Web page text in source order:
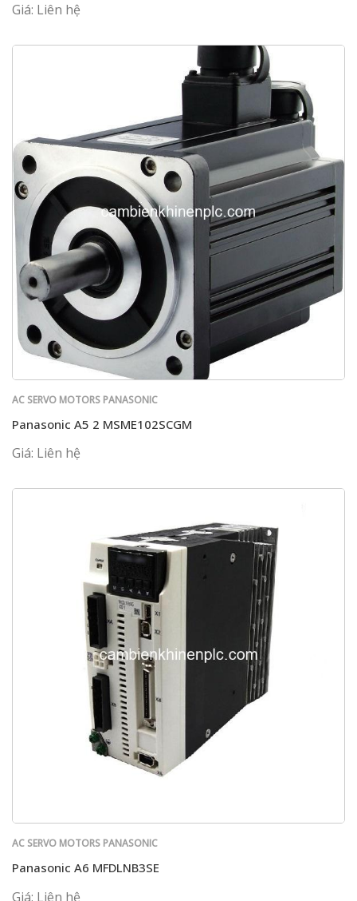
Giá: Liên hệ
AC SERVO MOTORS PANASONIC
Panasonic A5 2 MSME102SCGM
Giá: Liên hệ
AC SERVO MOTORS PANASONIC
Panasonic A6 MFDLNB3SE
Giá: Liên hệ